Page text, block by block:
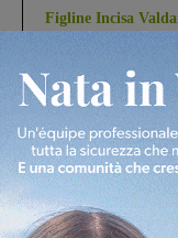
Figline Incisa
Piscina di
Pnrr, il gruppo
Cronaca 4 Agosto
Un anno fa la
Gianni, Giulia
processo, lo